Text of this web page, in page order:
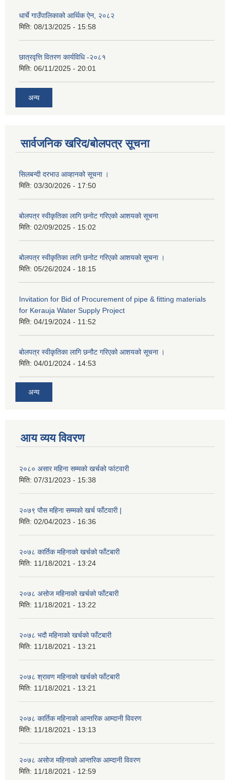
धार्चे गाउँपालिकाको आर्थिक ऐन, २०८२
मिति: 08/13/2025 - 15:58
छात्रवृत्ति वितरण कार्यविधि -२०८१
मिति: 06/11/2025 - 20:01
अन्य
सार्वजनिक खरिद/बोलपत्र सूचना
सिलबन्दी दरभाउ आव्हानको सूचना ।
मिति: 03/30/2026 - 17:50
बोलपत्र स्वीकृतिका लागि छनोट गरिएको आशयको सूचना
मिति: 02/09/2025 - 15:02
बोलपत्र स्वीकृतिका लागि छनोट गरिएको आशयको सूचना ।
मिति: 05/26/2024 - 18:15
Invitation for Bid of Procurement of pipe & fitting materials
for Kerauja Water Supply Project
मिति: 04/19/2024 - 11:52
बोलपत्र स्वीकृतिका लागि छनौट गरिएको आशयको सूचना ।
मिति: 04/01/2024 - 14:53
अन्य
आय व्यय विवरण
२०८० असार महिना सम्मको खर्चको फांटवारी
मिति: 07/31/2023 - 15:38
२०७९ पौस महिना सम्मको खर्च फाँटवारी |
मिति: 02/04/2023 - 16:36
२०७८ कार्तिक महिनाको खर्चको फाँटबारी
मिति: 11/18/2021 - 13:24
२०७८ असोज महिनाको खर्चको फाँटबारी
मिति: 11/18/2021 - 13:22
२०७८ भदौ महिनाको खर्चको फाँटबारी
मिति: 11/18/2021 - 13:21
२०७८ श्रावण महिनाको खर्चको फाँटबारी
मिति: 11/18/2021 - 13:21
२०७८ कार्तिक महिनाको आन्तरिक आम्दानी विवरण
मिति: 11/18/2021 - 13:13
२०७८ असोज महिनाको आन्तरिक आम्दानी विवरण
मिति: 11/18/2021 - 12:59